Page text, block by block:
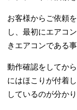
お客様からご依頼
し、最初にエアコ
きエアコンである
動作確認をしてか
にはほこりが付着
しているのが分かり